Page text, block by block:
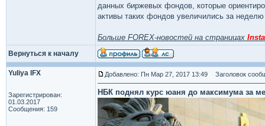
данных биржевых фондов, которые
активы таких фондов увеличились за
Больше FOREX-новостей на страницах Insta
Вернуться к началу
Yuliya IFX
Зарегистрирован:
01.03.2017
Сообщения: 159
Добавлено: Пн Мар 27, 2017 13:49 Заголовок
НБК поднял курс юаня до максимума за